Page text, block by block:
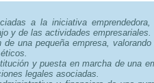
a la iniciativa
y de las actividades empresariales.
de una pequeña empresa,
y puesta en marcha de una
legales asociadas.